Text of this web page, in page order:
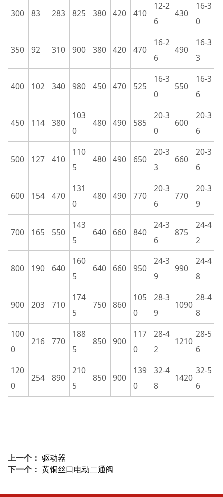
300 83 283 825 380 420 410
12-2
6
430
16-3
0
350 92 310 900 380 420 470
16-2
6
490
16-3
3
400 102 340 980 450 470 525
16-3
0
550
16-3
6
450 114 380
103
0
480 490 585
20-3
0
600
20-3
6
500 127 410
110
5
480 490 650
20-3
3
660
20-3
6
600 154 470
131
0
480 490 770
20-3
6
770
20-3
9
700 165 550
143
5
640 660 840
24-3
6
875
24-4
2
800 190 640
160
5
640 660 950
24-3
9
990
24-4
8
900 203 710
174
5
750 860
105
0
28-3
9
1090
28-4
8
100
0
216 770
188
5
850 900
117
0
28-4
2
1210
28-5
6
120
0
254 890
210
5
850 900
139
0
32-4
8
1420
32-5
6
上一个： 驱动器
下一个： 黄铜丝口电动二通阀